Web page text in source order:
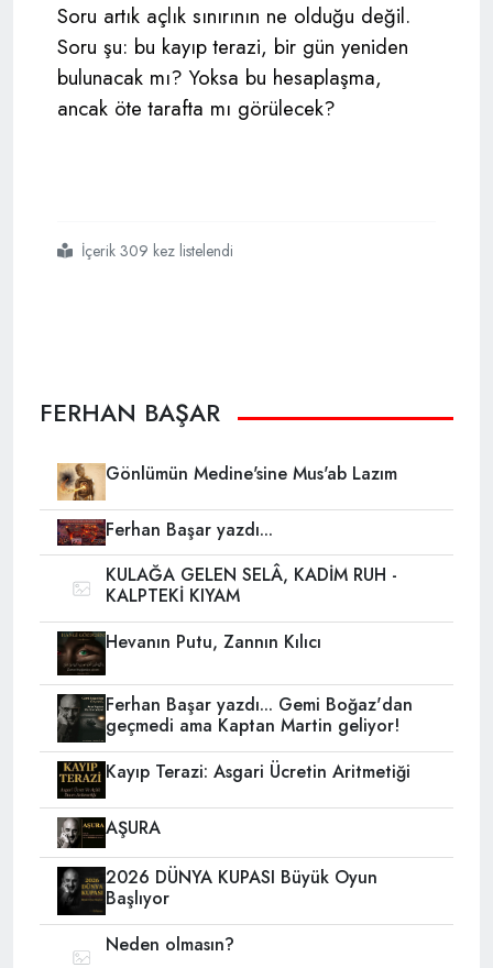
Soru artık açlık sınırının ne olduğu değil.
Soru şu: bu kayıp terazi, bir gün yeniden
bulunacak mı? Yoksa bu hesaplaşma,
ancak öte tarafta mı görülecek?
#kayıp
#terazi
#asgari
#ücretin
#aritmetiği
İçerik 309 kez listelendi
FERHAN BAŞAR
Gönlümün Medine'sine Mus'ab Lazım
Ferhan Başar yazdı...
KULAĞA GELEN SELÂ, KADİM RUH -
KALPTEKİ KIYAM
Hevanın Putu, Zannın Kılıcı
Ferhan Başar yazdı... Gemi Boğaz'dan
geçmedi ama Kaptan Martin geliyor!
Kayıp Terazi: Asgari Ücretin Aritmetiği
AŞURA
2026 DÜNYA KUPASI Büyük Oyun
Başlıyor
Neden olmasın?